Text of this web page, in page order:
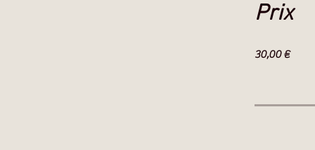
Prix
30,00 €